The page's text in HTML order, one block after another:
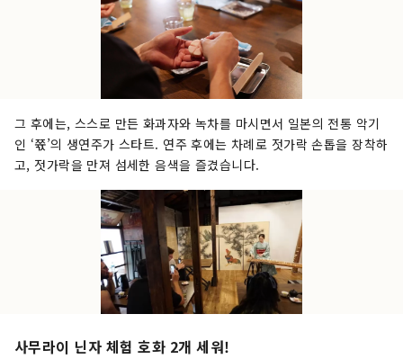
그 후에는, 스스로 만든 화과자와 녹차를 마시면서 일본의 전통 악기
인 ‘쮻’의 생연주가 스타트. 연주 후에는 차례로 젓가락 손톱을 장착하
고, 젓가락을 만져 섬세한 음색을 즐겼습니다.
사무라이 닌자 체험 호화 2개 세워!